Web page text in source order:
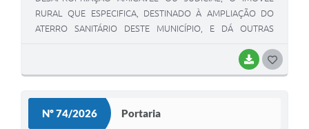
BAIXAR
RURAL QUE ESPECIFICA, DESTINADO À AMPLIAÇÃO DO
ATERRO SANITÁRIO DESTE MUNICÍPIO, E DÁ OUTRAS
Nº 74/2026 Portaria